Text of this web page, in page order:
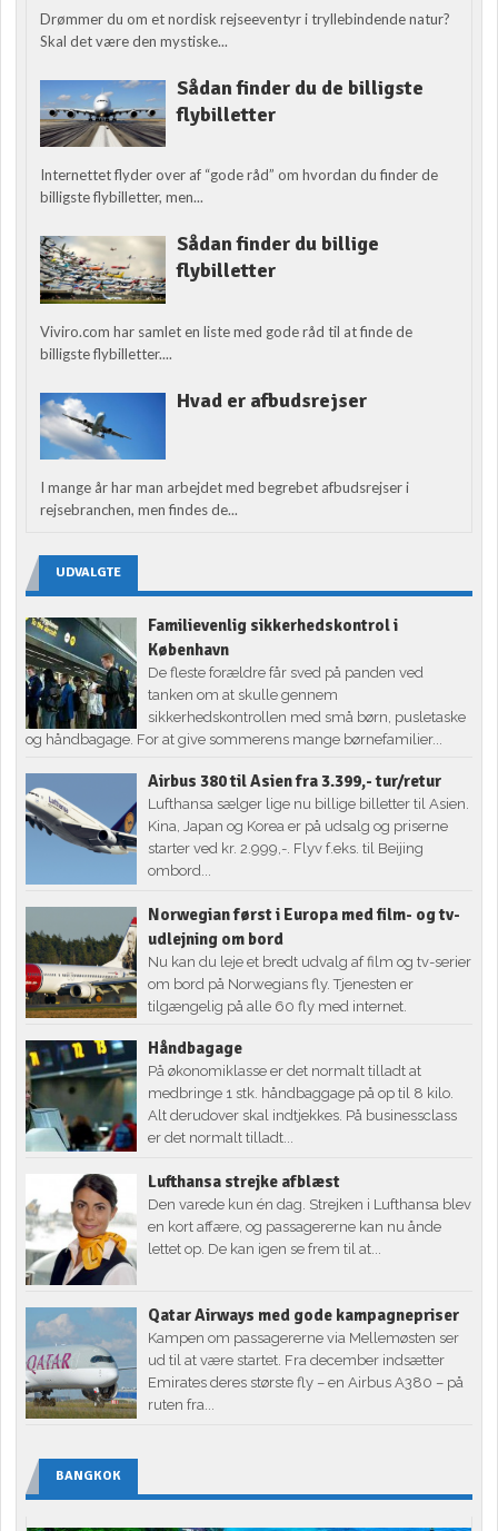
Drømmer du om et nordisk rejseeventyr i tryllebindende natur?
Skal det være den mystiske...
Sådan finder du de billigste
flybilletter
Internettet flyder over af “gode råd” om hvordan du finder de
billigste flybilletter, men...
Sådan finder du billige
flybilletter
Viviro.com har samlet en liste med gode råd til at finde de
billigste flybilletter....
Hvad er afbudsrejser
I mange år har man arbejdet med begrebet afbudsrejser i
rejsebranchen, men findes de...
UDVALGTE
Familievenlig sikkerhedskontrol i
København
De fleste forældre får sved på panden ved
tanken om at skulle gennem
sikkerhedskontrollen med små børn, pusletaske
og håndbagage. For at give sommerens mange børnefamilier...
Airbus 380 til Asien fra 3.399,- tur/retur
Lufthansa sælger lige nu billige billetter til Asien.
Kina, Japan og Korea er på udsalg og priserne
starter ved kr. 2.999,-. Flyv f.eks. til Beijing
ombord...
Norwegian først i Europa med film- og tv-
udlejning om bord
Nu kan du leje et bredt udvalg af film og tv-serier
om bord på Norwegians fly. Tjenesten er
tilgængelig på alle 60 fly med internet.
Håndbagage
På økonomiklasse er det normalt tilladt at
medbringe 1 stk. håndbaggage på op til 8 kilo.
Alt derudover skal indtjekkes. På businessclass
er det normalt tilladt...
Lufthansa strejke afblæst
Den varede kun én dag. Strejken i Lufthansa blev
en kort affære, og passagererne kan nu ånde
lettet op. De kan igen se frem til at...
Qatar Airways med gode kampagnepriser
Kampen om passagererne via Mellemøsten ser
ud til at være startet. Fra december indsætter
Emirates deres største fly – en Airbus A380 – på
ruten fra...
BANGKOK